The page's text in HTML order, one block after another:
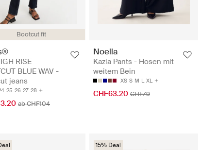
Bootcut fit
RISE
BLUE WAV -
jeans
25 26 27 28
ab CHF104
Noella
Kazia Pants - Hosen mit
weitem Bein
XS S M L XL
CHF63.20 CHF79
15% Deal